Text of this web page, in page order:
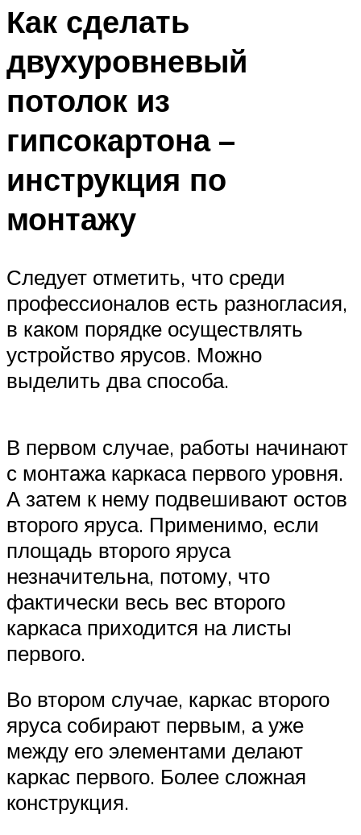
Как сделать
двухуровневый
потолок из
гипсокартона –
инструкция по
монтажу
Следует отметить, что среди
профессионалов есть разногласия,
в каком порядке осуществлять
устройство ярусов. Можно
выделить два способа.
В первом случае, работы начинают
с монтажа каркаса первого уровня.
А затем к нему подвешивают остов
второго яруса. Применимо, если
площадь второго яруса
незначительна, потому, что
фактически весь вес второго
каркаса приходится на листы
первого.
Во втором случае, каркас второго
яруса собирают первым, а уже
между его элементами делают
каркас первого. Более сложная
конструкция.